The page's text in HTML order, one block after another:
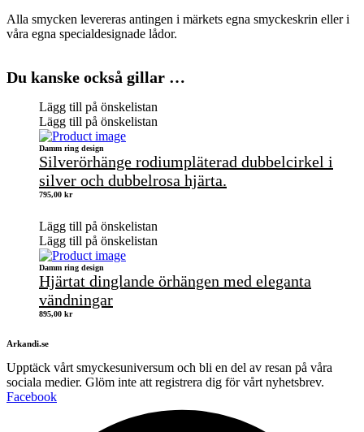
Alla smycken levereras antingen i märkets egna smyckeskrin eller i
våra egna specialdesignade lådor.
Du kanske också gillar …
Lägg till på önskelistan
Lägg till på önskelistan
Damm ring design
Silverörhänge rodiumpläterad dubbelcirkel i
silver och dubbelrosa hjärta.
795,00 kr
Lägg till på önskelistan
Lägg till på önskelistan
Damm ring design
Hjärtat dinglande örhängen med eleganta
vändningar
895,00 kr
Arkandi.se
Upptäck vårt smyckesuniversum och bli en del av resan på våra
sociala medier. Glöm inte att registrera dig för vårt nyhetsbrev.
Facebook